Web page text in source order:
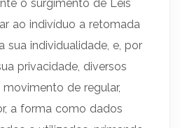
o surgimento de Leis
ao indivíduo a retomada
sua individualidade, e, por
privacidade, diversos
de regular,
a forma como dados